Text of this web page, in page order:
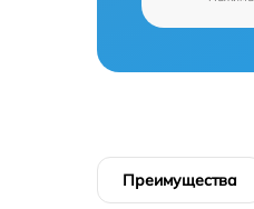
Преимущества